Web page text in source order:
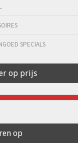
SPECIALS
op prijs
op